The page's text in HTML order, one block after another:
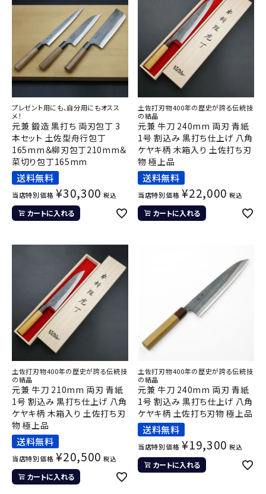
プレゼント用にも、自分用にもオスス
メ！
元兼 鍛造 黒打ち 両刃包丁 3
本セット 土佐型舟行包丁
165mm＆柳刃包丁210mm＆
菜切り包丁165mm
送料無料
当店特別価格 ¥30,300 税込
カートに入れる
土佐打刃物400年の歴史が誇る伝統技
の結晶
元兼 牛刀 240mm 両刃 青紙
1号 割込み 黒打ち仕上げ 八角
ケヤキ柄 木箱入り 土佐打ち刃
物 極上品
送料無料
当店特別価格 ¥22,000 税込
カートに入れる
土佐打刃物400年の歴史が誇る伝統技
の結晶
元兼 牛刀 210mm 両刃 青紙
1号 割込み 黒打ち仕上げ 八角
ケヤキ柄 木箱入り 土佐打ち刃
物 極上品
送料無料
当店特別価格 ¥20,500 税込
カートに入れる
土佐打刃物400年の歴史が誇る伝統技
の結晶
元兼 牛刀 240mm 両刃 青紙
1号 割込み 黒打ち仕上げ 八角
ケヤキ柄 土佐打ち刃物 極上品
送料無料
当店特別価格 ¥19,300 税込
カートに入れる